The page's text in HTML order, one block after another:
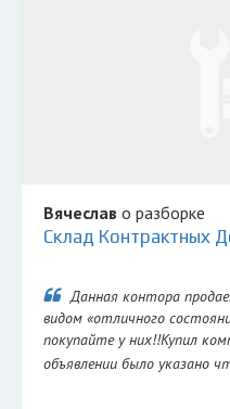
Вячеслав о разборке
Склад Контрактных
Данная контора
видом «отличного
покупайте у них!!Купил
объявлении было указано